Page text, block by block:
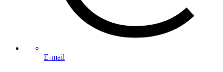
E-mail